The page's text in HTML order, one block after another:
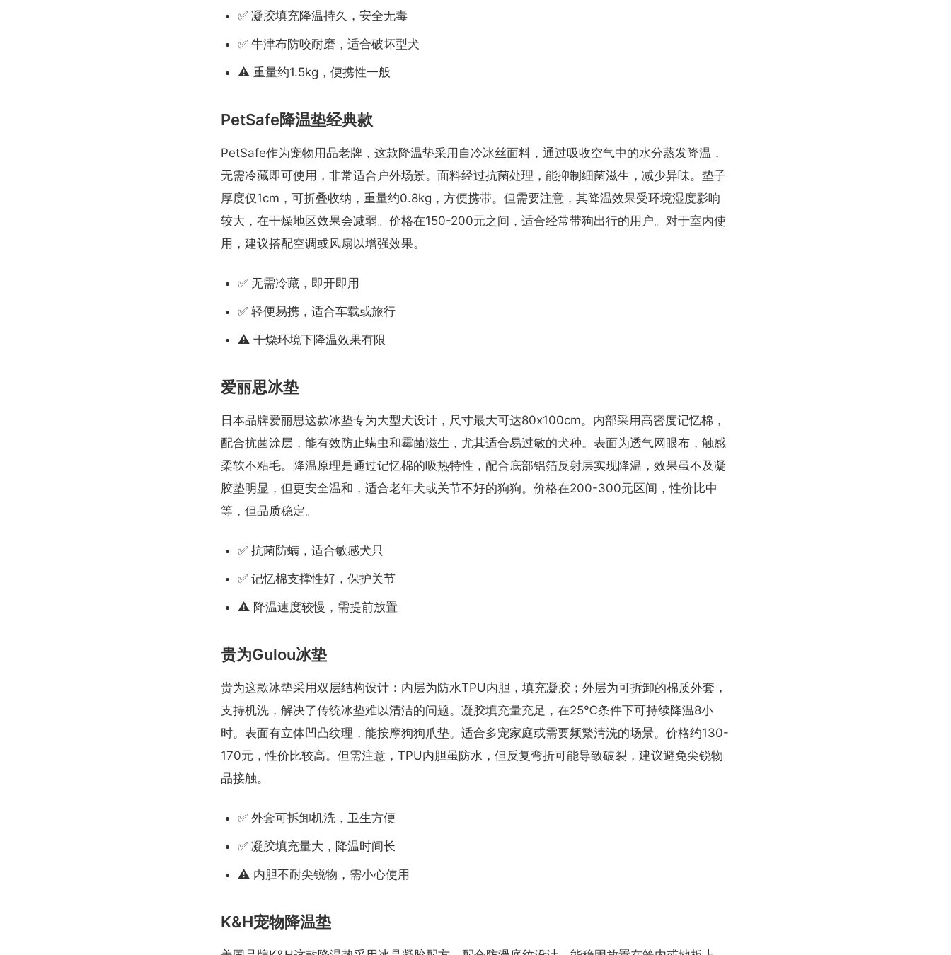
✅ 凝胶填充降温持久，安全无毒
✅ 牛津布防咬耐磨，适合破坏型犬
⚠️ 重量约1.5kg，便携性一般
PetSafe降温垫经典款
PetSafe作为宠物用品老牌，这款降温垫采用自冷冰丝面料，通过吸收空气中的水分蒸发降温，
无需冷藏即可使用，非常适合户外场景。面料经过抗菌处理，能抑制细菌滋生，减少异味。垫子
厚度仅1cm，可折叠收纳，重量约0.8kg，方便携带。但需要注意，其降温效果受环境湿度影响
较大，在干燥地区效果会减弱。价格在150-200元之间，适合经常带狗出行的用户。对于室内使
用，建议搭配空调或风扇以增强效果。
✅ 无需冷藏，即开即用
✅ 轻便易携，适合车载或旅行
⚠️ 干燥环境下降温效果有限
爱丽思冰垫
日本品牌爱丽思这款冰垫专为大型犬设计，尺寸最大可达80x100cm。内部采用高密度记忆棉，
配合抗菌涂层，能有效防止螨虫和霉菌滋生，尤其适合易过敏的犬种。表面为透气网眼布，触感
柔软不粘毛。降温原理是通过记忆棉的吸热特性，配合底部铝箔反射层实现降温，效果虽不及凝
胶垫明显，但更安全温和，适合老年犬或关节不好的狗狗。价格在200-300元区间，性价比中
等，但品质稳定。
✅ 抗菌防螨，适合敏感犬只
✅ 记忆棉支撑性好，保护关节
⚠️ 降温速度较慢，需提前放置
贵为Gulou冰垫
贵为这款冰垫采用双层结构设计：内层为防水TPU内胆，填充凝胶；外层为可拆卸的棉质外套，
支持机洗，解决了传统冰垫难以清洁的问题。凝胶填充量充足，在25℃条件下可持续降温8小
时。表面有立体凹凸纹理，能按摩狗狗爪垫。适合多宠家庭或需要频繁清洗的场景。价格约130-
170元，性价比较高。但需注意，TPU内胆虽防水，但反复弯折可能导致破裂，建议避免尖锐物
品接触。
✅ 外套可拆卸机洗，卫生方便
✅ 凝胶填充量大，降温时间长
⚠️ 内胆不耐尖锐物，需小心使用
K&H宠物降温垫